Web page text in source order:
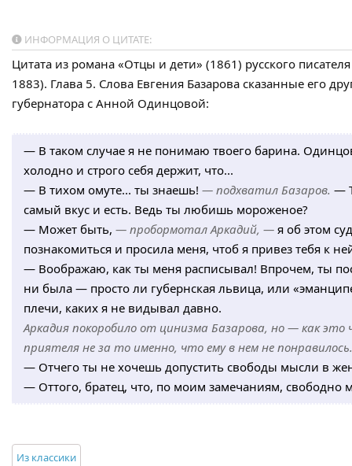
ИНФОРМАЦИЯ О ЦИТАТЕ:
Цитата из романа «Отцы и дети» (1861) русского
1883). Глава 5. Слова Евгения Базарова сказанные его
губернатора с Анной Одинцовой:
— В таком случае я не понимаю твоего барина.
холодно и строго себя держит, что...
— В тихом омуте... ты знаешь! — подхватил Базаров. —
самый вкус и есть. Ведь ты любишь мороженое?
— Может быть, — пробормотал Аркадий, — я об этом
познакомиться и просила меня, чтоб я привез тебя к
— Воображаю, как ты меня расписывал! Впрочем, ты
ни была — просто ли губернская львица, или
плечи, каких я не видывал давно.
Аркадия покоробило от цинизма Базарова, но — как это
приятеля не за то именно, что ему в нем не
— Отчего ты не хочешь допустить свободы мысли в
— Оттого, братец, что, по моим замечаниям,
Из классики